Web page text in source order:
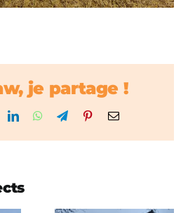
je partage !
LinkedInWhatsApp
TelegramPinterestEmail